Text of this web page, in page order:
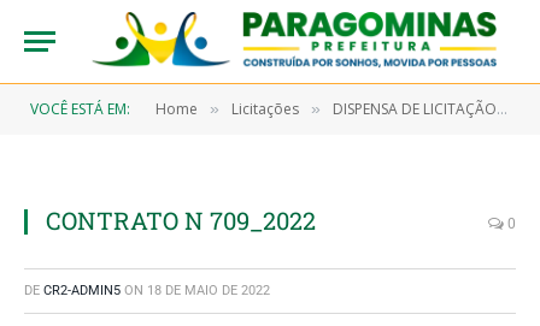
VOCÊ ESTÁ EM: Home » Licitações » DISPENSA DE LICITAÇÃO Nº 7/2022-00011 (AQUISIÇÃO DE MATERIAIS DE CONSUMO, TAIS COMO, MATERIAIS DE MANUTENÇÃO DE BENS E IMÓVEIS E ELÉTRICOS)
CONTRATO N 709_2022 0
DE CR2-ADMIN5 ON 18 DE MAIO DE 2022